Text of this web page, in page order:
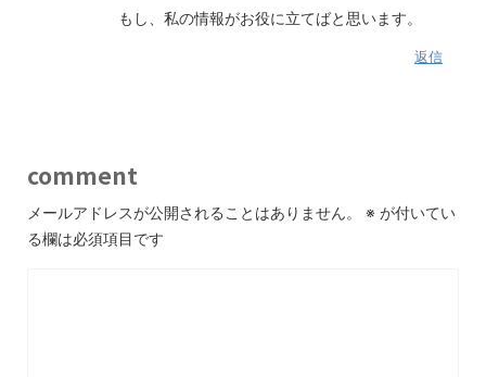
もし、私の情報がお役に立てばと思います。
返信
comment
メールアドレスが公開されることはありません。 ※ が付いてい
る欄は必須項目です